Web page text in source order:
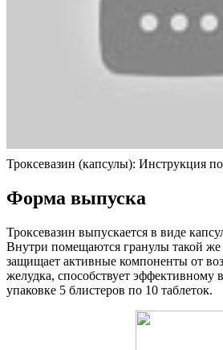
Троксевазин (капсулы): Инструкция
Форма выпуска
Троксевазин выпускается в виде
Внутри помещаются гранулы такой же
защищает активные компоненты от
желудка, способствует эффективному
упаковке 5 блистеров по 10 таблеток.